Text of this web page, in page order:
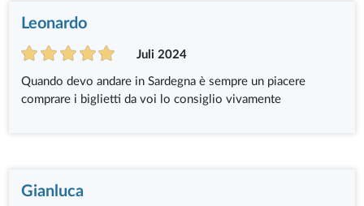
Leonardo
Juli 2024
Quando devo andare in Sardegna è sempre un piacere
comprare i biglietti da voi lo consiglio vivamente
Gianluca